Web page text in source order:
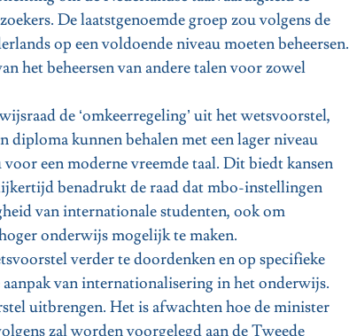
De laatstgenoemde groep zou volgens de
op een voldoende niveau moeten beheersen.
het beheersen van andere talen voor zowel
de ‘omkeerregeling’ uit het wetsvoorstel,
diploma kunnen behalen met een lager niveau
een moderne vreemde taal. Dit biedt kansen
benadrukt de raad dat mbo-instellingen
van internationale studenten, ook om
onderwijs mogelijk te maken.
verder te doordenken en op specifieke
van internationalisering in het onderwijs.
uitbrengen. Het is afwachten hoe de minister
zal worden voorgelegd aan de Tweede